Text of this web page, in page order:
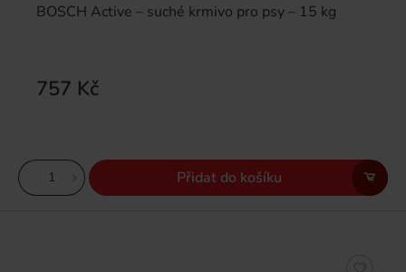
BOSCH Active – suché krmivo pro psy – 15 kg
757 Kč
Přidat do košíku